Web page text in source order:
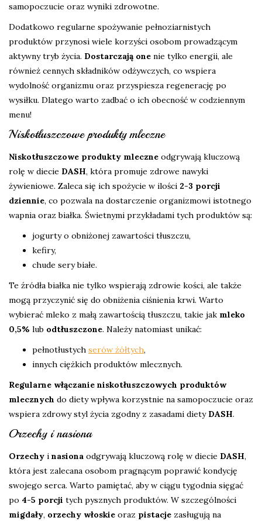
samopoczucie oraz wyniki zdrowotne.
Dodatkowo regularne spożywanie pełnoziarnistych
produktów przynosi wiele korzyści osobom prowadzącym
aktywny tryb życia. Dostarczają one nie tylko energii, ale
również cennych składników odżywczych, co wspiera
wydolność organizmu oraz przyspiesza regenerację po
wysiłku. Dlatego warto zadbać o ich obecność w codziennym
menu!
Niskotłuszczowe produkty mleczne
Niskotłuszczowe produkty mleczne odgrywają kluczową
rolę w diecie DASH, która promuje zdrowe nawyki
żywieniowe. Zaleca się ich spożycie w ilości 2-3 porcji
dziennie, co pozwala na dostarczenie organizmowi istotnego
wapnia oraz białka. Świetnymi przykładami tych produktów są:
jogurty o obniżonej zawartości tłuszczu,
kefiry,
chude sery białe.
Te źródła białka nie tylko wspierają zdrowie kości, ale także
mogą przyczynić się do obniżenia ciśnienia krwi. Warto
wybierać mleko z małą zawartością tłuszczu, takie jak mleko
0,5% lub odtłuszczone. Należy natomiast unikać:
pełnotłustych serów żółtych,
innych ciężkich produktów mlecznych.
Regularne włączanie niskotłuszczowych produktów
mlecznych do diety wpływa korzystnie na samopoczucie oraz
wspiera zdrowy styl życia zgodny z zasadami diety DASH.
Orzechy i nasiona
Orzechy i nasiona odgrywają kluczową rolę w diecie DASH,
która jest zalecana osobom pragnącym poprawić kondycję
swojego serca. Warto pamiętać, aby w ciągu tygodnia sięgać
po 4-5 porcji tych pysznych produktów. W szczególności
migdały, orzechy włoskie oraz pistacje zasługują na